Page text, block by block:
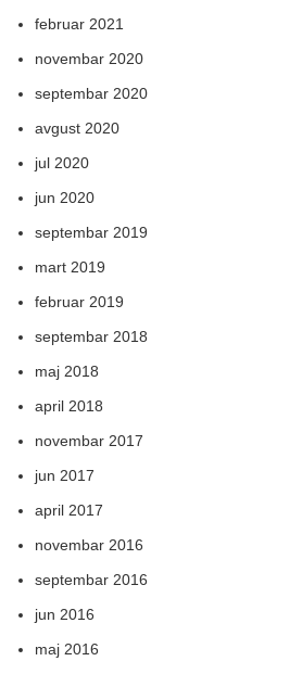
februar 2021
novembar 2020
septembar 2020
avgust 2020
jul 2020
jun 2020
septembar 2019
mart 2019
februar 2019
septembar 2018
maj 2018
april 2018
novembar 2017
jun 2017
april 2017
novembar 2016
septembar 2016
jun 2016
maj 2016